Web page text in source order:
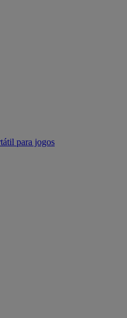
para jogos